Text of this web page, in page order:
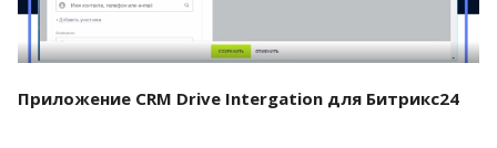
Приложение CRM Drive Intergation для Битрикс24